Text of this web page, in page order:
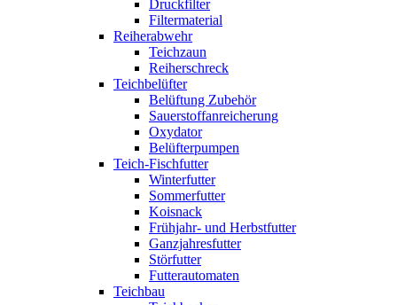
Druckfilter
Filtermaterial
Reiherabwehr
Teichzaun
Reiherschreck
Teichbelüfter
Belüftung Zubehör
Sauerstoffanreicherung
Oxydator
Belüfterpumpen
Teich-Fischfutter
Winterfutter
Sommerfutter
Koisnack
Frühjahr- und Herbstfutter
Ganzjahresfutter
Störfutter
Futterautomaten
Teichbau